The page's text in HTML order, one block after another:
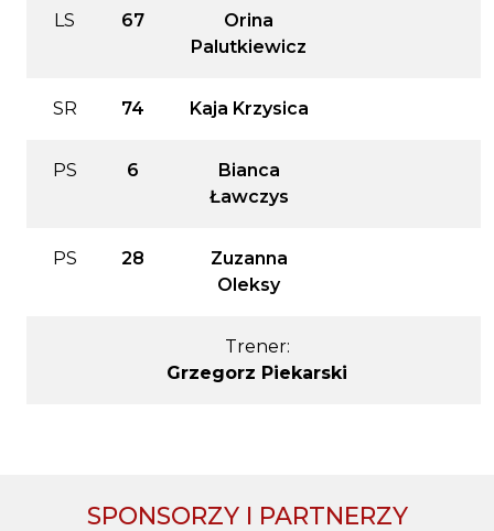
LS 67
Orina
Palutkiewicz
SR 74 Kaja Krzysica
PS 6
Bianca
Ławczys
PS 28
Zuzanna
Oleksy
Trener:
Grzegorz Piekarski
SPONSORZY I PARTNERZY